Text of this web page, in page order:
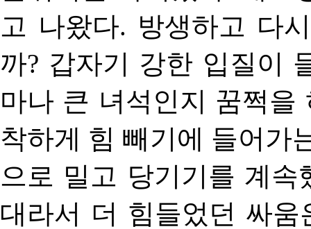
고 나왔다. 방생하고 다
까? 갑자기 강한 입질이
마나 큰 녀석인지 꿈쩍
착하게 힘 빼기에 들어가
으로 밀고 당기기를 계속
대라서 더 힘들었던 싸